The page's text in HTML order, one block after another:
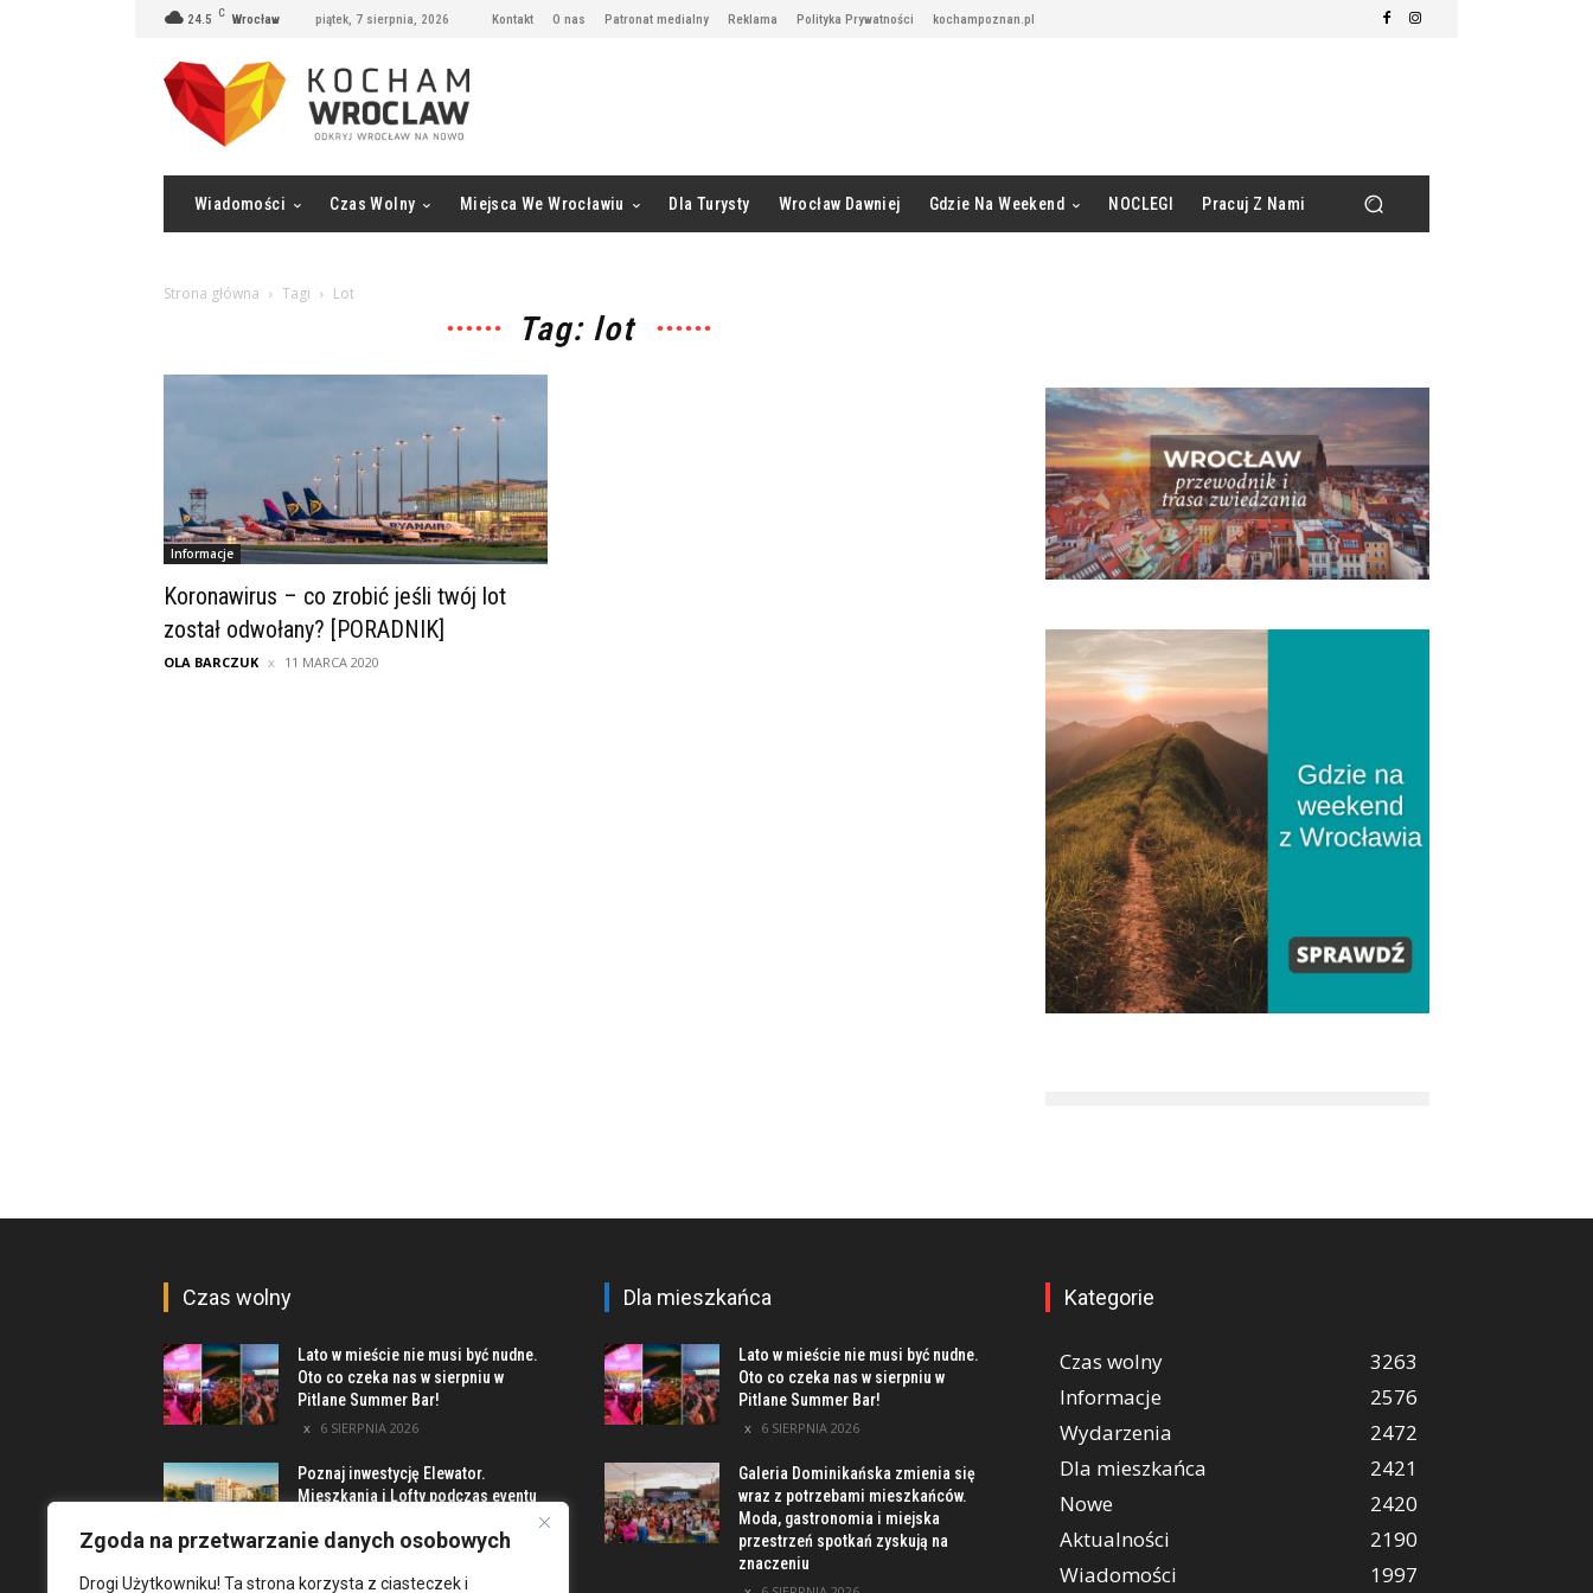
Zgoda na przetwarzanie danych osobowych
Drogi Użytkowniku! Ta strona korzysta z ciasteczek i
24.5 C Wrocław piątek, 7 sierpnia, 2026 Kontakt O nas Patronat medialny Reklama Polityka Prywatności kochampoznan.pl
Wiadomości Czas Wolny Miejsca We Wrocławiu Dla Turysty Wrocław Dawniej Gdzie Na Weekend NOCLEGI Pracuj Z Nami
Strona główna Tagi Lot
Tag: lot
Informacje
Koronawirus – co zrobić jeśli twój lot
został odwołany? [PORADNIK]
OLA BARCZUK 11 MARCA 2020
Czas wolny
Lato w mieście nie musi być nudne.
Oto co czeka nas w sierpniu w
Pitlane Summer Bar!
6 SIERPNIA 2026
Poznaj inwestycję Elewator.
Mieszkania i Lofty podczas eventu
5 SIERPNIA 2026
Dla mieszkańca
Lato w mieście nie musi być nudne.
Oto co czeka nas w sierpniu w
Pitlane Summer Bar!
6 SIERPNIA 2026
Galeria Dominikańska zmienia się
wraz z potrzebami mieszkańców.
Moda, gastronomia i miejska
przestrzeń spotkań zyskują na
znaczeniu
Kategorie
Czas wolny
3263
Informacje
2576
Wydarzenia
2472
Dla mieszkańca
2421
Nowe
2420
Aktualności
2190
Wiadomości
1997